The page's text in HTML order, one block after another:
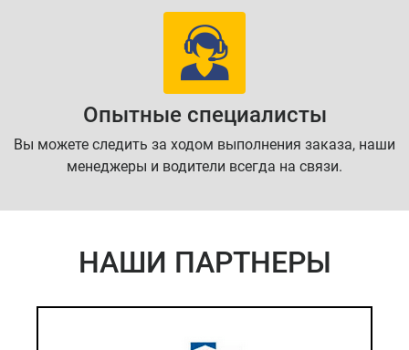
Опытные специалисты
Вы можете следить за ходом выполнения заказа, наши
менеджеры и водители всегда на связи.
НАШИ ПАРТНЕРЫ